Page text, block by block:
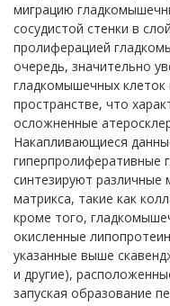
миграцию
сосудистой стенки в
пролиферацией
очередь, значительно
гладкомышечных клеток
пространстве, что
осложненные
Накапливающиеся
гиперпролиферативные
синтезируют различные
матрикса, такие как
кроме того,
окисленные
указанные выше
и другие),
запуская образование